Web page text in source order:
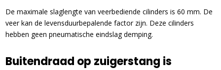
De maximale slaglengte van veerbediende cilinders is 60 mm. De
veer kan de levensduurbepalende factor zijn. Deze cilinders
hebben geen pneumatische eindslag demping.
Buitendraad op zuigerstang is